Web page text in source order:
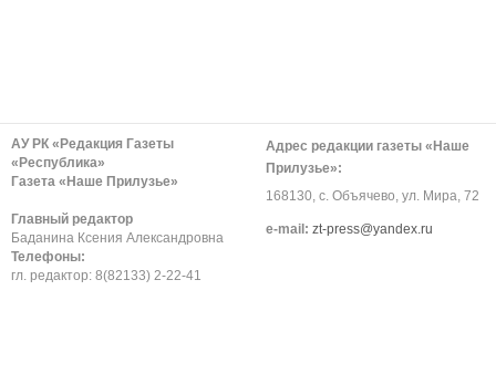
АУ РК «Редакция Газеты
«Республика»
Газета «Наше Прилузье»
Главный редактор
Баданина Ксения Александровна
Телефоны:
гл. редактор: 8(82133) 2-22-41
Адрес редакции газеты «Наше
Прилузье»:
168130, с. Объячево, ул. Мира, 72
е-mail: zt-press@yandex.ru